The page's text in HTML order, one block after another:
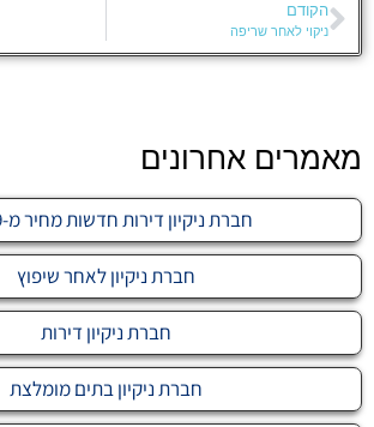
הקודם
ניקוי לאחר שריפה
מאמרים אחרונים
חברת ניקיון דירות חדשות מחיר מ-₪699
חברת ניקיון לאחר שיפוץ
חברת ניקיון דירות
חברת ניקיון בתים מומלצת